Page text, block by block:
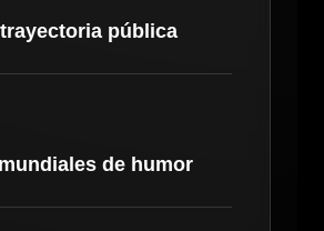
pública
de humor